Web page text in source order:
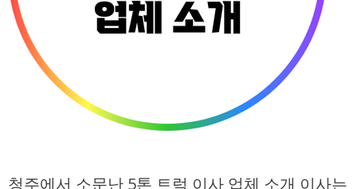
청주에서 소문난 5톤 트럭 이사 업체 소개 이사는